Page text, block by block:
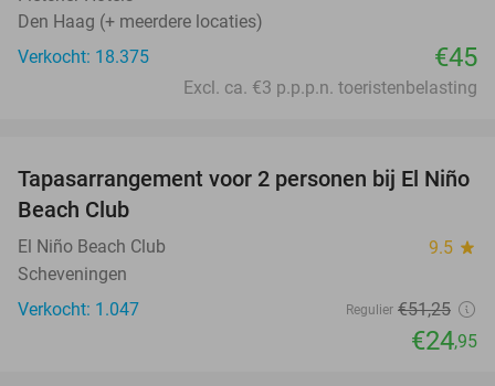
Den Haag (+ meerdere locaties)
Verkocht: 18.375
€45
Excl. ca. €3 p.p.p.n. toeristenbelasting
51%
Tapasarrangement voor 2 personen bij El Niño
Beach Club
El Niño Beach Club 9.5 star
Scheveningen
Verkocht: 1.047
Regulier €51,25
€24,95